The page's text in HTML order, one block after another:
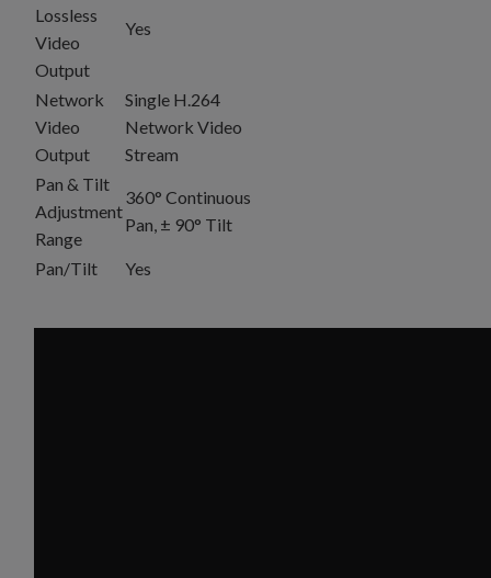
Lossless
Video
Output
Yes
Network
Video
Output
Single H.264
Network Video
Stream
Pan & Tilt
Adjustment
Range
360° Continuous
Pan, ± 90° Tilt
Pan/Tilt Yes